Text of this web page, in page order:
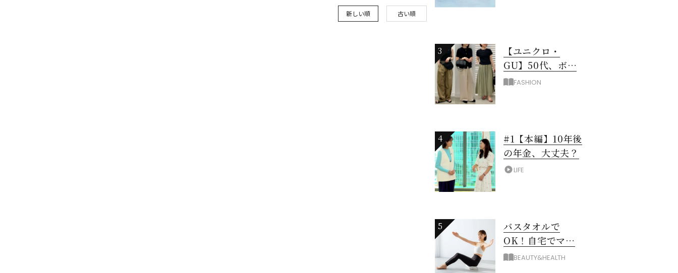
新しい順 古い順
3
【ユニクロ・
GU】50代、ボト
ムスに迷ったら！
FASHION
4
#1【本編】10年後
の年金、大丈夫？
LIFE
5
バスタオルで
OK！自宅でマシ
ン級に骨から整え
BEAUTY&HEALTH